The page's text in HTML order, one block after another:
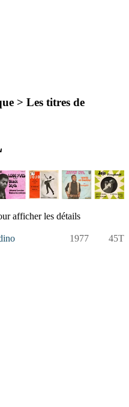
> Les titres de
afficher les détails
1977 45T